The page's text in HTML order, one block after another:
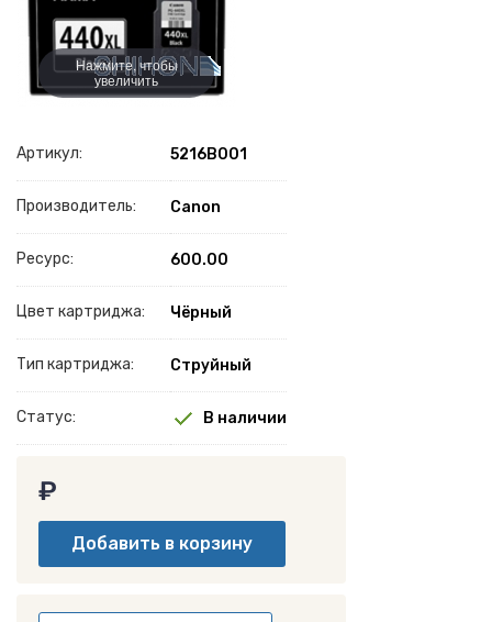
Нажмите, чтобы
увеличить
Артикул: 5216B001
Производитель: Canon
Ресурс: 600.00
Цвет картриджа: Чёрный
Тип картриджа: Струйный
Статус: В наличии
₽